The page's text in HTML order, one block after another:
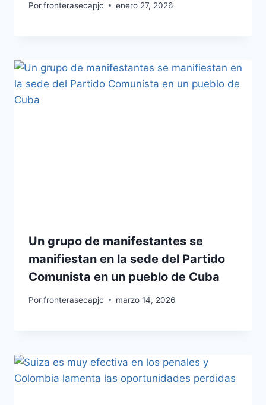
Porfronterasecapjc enero 27, 2026
Un grupo de manifestantes se
manifiestan en la sede del Partido
Comunista en un pueblo de Cuba
Porfronterasecapjc marzo 14, 2026